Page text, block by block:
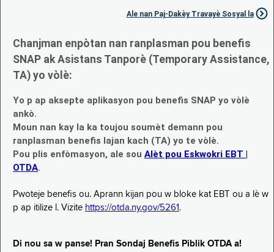
Ale nan Paj-Dakèy Travayè Sosyal la
Chanjman enpòtan nan ranplasman pou benefis
SNAP ak Asistans Tanporè (Temporary Assistance,
TA) yo vòlè:
Yo p ap aksepte aplikasyon pou benefis SNAP yo vòlè
ankò.
Moun nan kay la ka toujou soumèt demann pou
ranplasman benefis lajan kach (TA) yo te vòlè.
Pou plis enfòmasyon, ale sou Alèt pou Eskwokri EBT |
OTDA.
Pwoteje benefis ou. Aprann kijan pou w bloke kat EBT ou a lè w
p ap itilize l. Vizite https://otda.ny.gov/5261 .
Di nou sa w panse! Pran Sondaj Benefis Piblik OTDA a!